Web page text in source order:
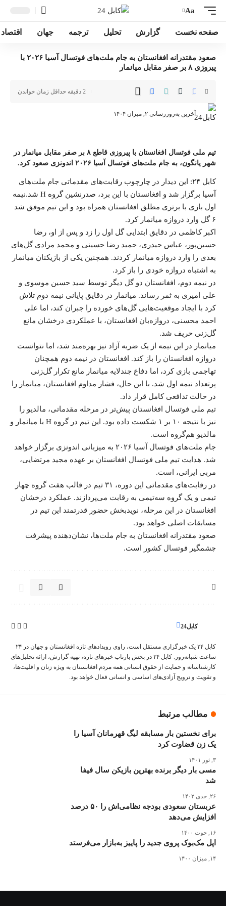
Aa
صفحه نخست گزارش تحلیل ترجمه جهان اقتصاد
صعود مقتدرانه افغانستان به جام ملت‌های فوتسال آسیا ۲۰۲۶ با
پیروزی ۸ بر صفر مقابل میانمار
آخرین به‌روزرسانی ۲, میزان ۱۴۰۴
2 دقیقه حداقل زمان خواندن
تیم ملی فوتسال افغانستان با پیروزی قاطع ۸ بر صفر مقابل میانمار در
شهر یانگون، به جام ملت‌های فوتسال آسیا ۲۰۲۶ اندونزی صعود کرد.
کابل ۲۴ : این دیدار در چارچوب رقابت‌های مقدماتی جام ملت‌های
آسیا برگزار شد و افغانستان با این برد، صدرنشین گروه H شد.
نیمه
اول بازی با برتری مطلق افغانستان همراه بود و این تیم موفق شد
۶ گل وارد دروازه میانمار کرد.
اکبر کاظمی در دقایق ابتدایی گل اول را زد و پس از او، رضا
حسین‌پور، عباس حیدری، حمید رضا حسینی و محمد مرادی گل‌های
بعدی را وارد دروازه میانمار کردند. همچنین یکی از بازیکنان میانمار
به اشتباه دروازه خودی را باز کرد.
در نیمه دوم، افغانستان دو گل دیگر توسط سید حسین موسوی و
علی امیری به ثمر رساند. میانمار در دقایق پایانی نیمه دوم تلاش
کرد با ایجاد موقعیت‌هایی گل‌های خورده را جبران کند، اما علی
احمد محسنی، دروازه‌بان افغانستان، با عملکردی درخشان مانع
گل‌زنی حریف شد.
میانمار در این نیمه از یک ضربه آزاد نیز بهره‌مند شد، اما نتوانست
دروازه افغانستان را باز کند. افغانستان در نیمه دوم همچنان
تهاجمی بازی کرد، اما دفاع چندلایه میانمار مانع تکرار گل‌زنی
پرتعداد نیمه اول شد. با این حال، فشار مداوم افغانستان، میانمار را
در حالت تدافعی کامل قرار داد.
تیم ملی فوتسال افغانستان پیش‌تر در مرحله مقدماتی، مالدیو را
نیز با نتیجه ۱۰ بر ۱ شکست داده بود. این تیم در گروه H با میانمار و
مالدیو هم‌گروه است.
جام ملت‌های فوتسال آسیا ۲۰۲۶ به میزبانی اندونزی برگزار خواهد
شد. هدایت تیم ملی فوتسال افغانستان بر عهده مجید مرتضایی،
مربی ایرانی، است.
در رقابت‌های مقدماتی این دوره، ۳۱ تیم در قالب هفت گروه چهار
تیمی و یک گروه سه‌تیمی به رقابت می‌پردازند. عملکرد درخشان
افغانستان در این مرحله، نویدبخش حضور قدرتمند این تیم در
مسابقات اصلی خواهد بود.
صعود مقتدرانه افغانستان به جام ملت‌ها، نشان‌دهنده پیشرفت
چشمگیر فوتسال کشور است.
کابل24
کابل ۲۴ یک خبرگزاری مستقل است، راوی رویدادهای تازه افغانستان و جهان در ۲۴
ساعت شبانه‌روز. کابل ۲۴ در بخش‌ بازتاب‌ خبرهای تازه، تهیه‌ گزارش‌، ارائه تحلیل‌های
کارشناسانه و حمایت از حقوق انسانی همه مردم افغانستان به ویژه زنان و اقلیت‌ها،
و تقویت‌ و ترویج آزادی‌های اساسی و انسانی فعال خواهد بود.
مطالب مرتبط
برای نخستین بار مسابقه لیگ قهرمانان آسیا را
یک زن قضاوت کرد
۳, ثور ۱۴۰۱
مسی بار دیگر برنده بهترین بازیکن سال فیفا
شد
۲۶, جدی ۱۴۰۲
عربستان سعودی بودجه نظامی‌اش را ۵۰ درصد
افزایش می‌دهد
۱۶, حوت ۱۴۰۰
اپل مک‌بوک پروی جدید را پاییز به‌بازار می‌فرستد
۱۴, میزان ۱۴۰۰